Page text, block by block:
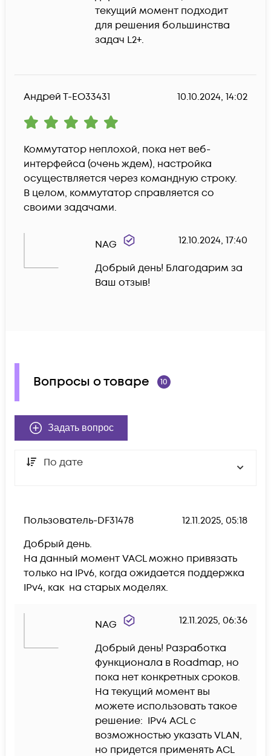
текущий момент подходит
для решения большинства
задач L2+.
Андрей Т-EO33431 10.10.2024, 14:02
Коммутатор неплохой, пока нет веб-
интерфейса (очень ждем), настройка
осуществляется через командную строку.
В целом, коммутатор справляется со
своими задачами.
NAG 12.10.2024, 17:40
Добрый день! Благодарим за
Ваш отзыв!
Вопросы о товаре 10
Задать вопрос
По дате
Пользователь-DF31478
12.11.2025, 05:18
Добрый день.
На данный момент VACL можно привязать
только на IPv6, когда ожидается поддержка
IPv4, как  на старых моделях.
NAG 12.11.2025, 06:36
Добрый день! Разработка
функционала в Roadmap, но
пока нет конкретных сроков.
На текущий момент вы
можете использовать такое
решение:  IPv4 ACL с
возможностью указать VLAN,
но придется применять ACL